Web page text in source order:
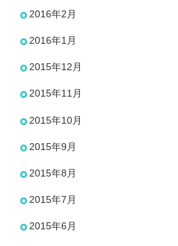
2016年2月
2016年1月
2015年12月
2015年11月
2015年10月
2015年9月
2015年8月
2015年7月
2015年6月